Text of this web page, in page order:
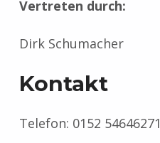
Vertreten durch:
Dirk Schumacher
Kontakt
Telefon: 0152 54646271